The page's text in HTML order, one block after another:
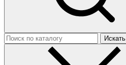
Искать